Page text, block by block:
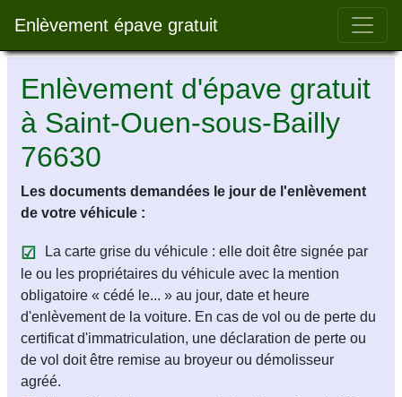
Enlèvement épave gratuit Bar
Enlèvement d'épave gratuit
à Saint-Ouen-sous-Bailly
76630
Les documents demandées le jour de l'enlèvement
de votre véhicule :
La carte grise du véhicule : elle doit être signée par
le ou les propriétaires du véhicule avec la mention
obligatoire « cédé le... » au jour, date et heure
d'enlèvement de la voiture. En cas de vol ou de perte du
certificat d'immatriculation, une déclaration de perte ou
de vol doit être remise au broyeur ou démolisseur
agréé.